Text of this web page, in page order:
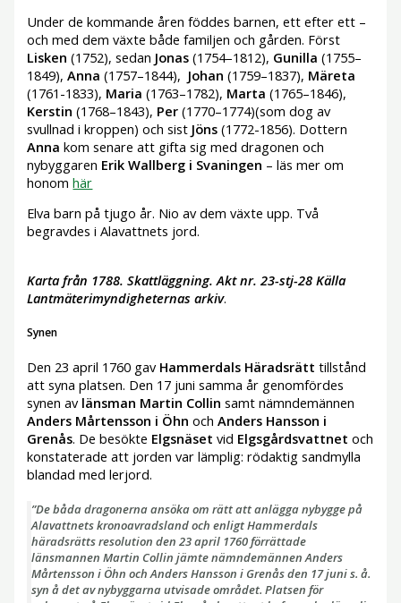
Under de kommande åren föddes barnen, ett efter ett –
och med dem växte både familjen och gården. Först
Lisken (1752), sedan Jonas (1754–1812), Gunilla (1755–
1849),Anna (1757–1844), Johan (1759–1837), Märeta
(1761-1833), Maria (1763–1782), Marta (1765–1846),
Kerstin (1768–1843), Per (1770–1774)(som dog av
svullnad i kroppen) och sist Jöns (1772-1856). Dottern
Annakom senare att gifta sig med dragonen och
nybyggaren Erik Wallberg i Svaningen – läs mer om
honomhär
Elva barn på tjugo år. Nio av dem växte upp. Två
begravdes i Alavattnets jord.
Karta från 1788. Skattläggning. Akt nr. 23-stj-28 Källa
Lantmäterimyndigheternas arkiv.
Synen
Den 23 april 1760 gav Hammerdals Häradsrätt tillstånd
att syna platsen. Den 17 juni samma år genomfördes
synen av länsman Martin Collin samt nämndemännen
Anders Mårtensson i Öhn ochAnders Hansson i
Grenås. De besökte Elgsnäsetvid Elgsgårdsvattnetoch
konstaterade att jorden var lämplig: rödaktig sandmylla
blandad med lerjord.
”De båda dragonerna ansöka om rätt att anlägga nybygge på
Alavattnets kronoavradsland och enligt Hammerdals
häradsrätts resolution den 23 april 1760 förrättade
länsmannen Martin Collin jämte nämndemännen Anders
Mårtensson i Öhn och Anders Hansson i Grenås den 17 juni s. å.
syn å det av nybyggarna utvisade området. Platsen för